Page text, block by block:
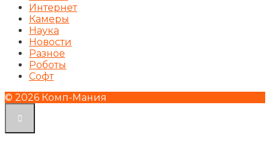
Интернет
Камеры
Наука
Новости
Разное
Роботы
Софт
© 2026 Комп-Мания